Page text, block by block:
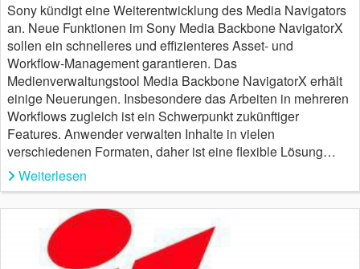
Sony kündigt eine Weiterentwicklung des Media Navigators
an. Neue Funktionen im Sony Media Backbone NavigatorX
sollen ein schnelleres und effizienteres Asset- und
Workflow-Management garantieren. Das
Medienverwaltungstool Media Backbone NavigatorX erhält
einige Neuerungen. Insbesondere das Arbeiten in mehreren
Workflows zugleich ist ein Schwerpunkt zukünftiger
Features. Anwender verwalten Inhalte in vielen
verschiedenen Formaten, daher ist eine flexible Lösung…
Weiterlesen